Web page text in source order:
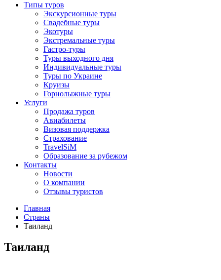
Типы туров
Экскурсионные туры
Свадебные туры
Экотуры
Экстремальные туры
Гастро-туры
Туры выходного дня
Индивидуальные туры
Туры по Украине
Круизы
Горнолыжные туры
Услуги
Продажа туров
Авиабилеты
Визовая поддержка
Страхование
TravelSiM
Образование за рубежом
Контакты
Новости
О компании
Отзывы туристов
Главная
Страны
Таиланд
Таиланд